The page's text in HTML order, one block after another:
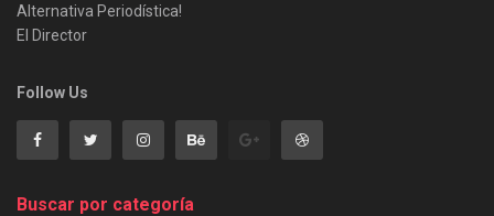
Alternativa Periodística!
El Director
Follow Us
Buscar por categoría